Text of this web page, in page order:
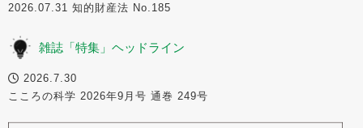
2026.07.31 知的財産法 No.185
雑誌「特集」ヘッドライン
2026.7.30
こころの科学 2026年9月号 通巻 249号